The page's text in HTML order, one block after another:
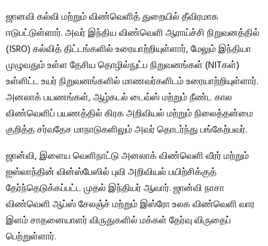
ஜானவி கல்வி மற்றும் விண்வெளித் துறையில் தீவிரமாக
ஈடுபட்டுள்ளார். அவர் இந்திய விண்வெளி ஆராய்ச்சி நிறுவனத்தில்
(ISRO) கல்வித் திட்டங்களில் உரையாற்றியுள்ளார், மேலும் இந்தியா
முழுவதும் உள்ள தேசிய தொழில்நுட்ப நிறுவனங்கள் (NITகள்)
உள்ளிட்ட உயர் நிறுவனங்களில் மாணவர்களிடம் உரையாற்றியுள்ளார்.
அனலாக் பயணங்கள், ஆழ்கடல் டைவ்ஸ் மற்றும் நீண்ட கால
விண்வெளிப் பயணத்தில் கிரக அறிவியல் மற்றும் நிலைத்தன்மை
குறித்த சர்வதேச மாநாடுகளிலும் அவர் தொடர்ந்து பங்கேற்பவர்.
ஜான்வி, இளைய வெளிநாட்டு அனலாக் விண்வெளி வீரர் மற்றும்
ஐஸ்லாந்தின் வின்ஸ்பேஸில் புவி அறிவியல் பயிற்சிக்குத்
தேர்ந்தெடுக்கப்பட்ட முதல் இந்தியர் ஆவார். ஜான்வி நாசா
விண்வெளி ஆப்ஸ் சேலஞ்ச் மற்றும் இஸ்ரோ உலக விண்வெளி வார
இளம் சாதனையாளர் விருதுகளில் மக்கள் தேர்வு விருதைப்
பெற்றுள்ளார்.